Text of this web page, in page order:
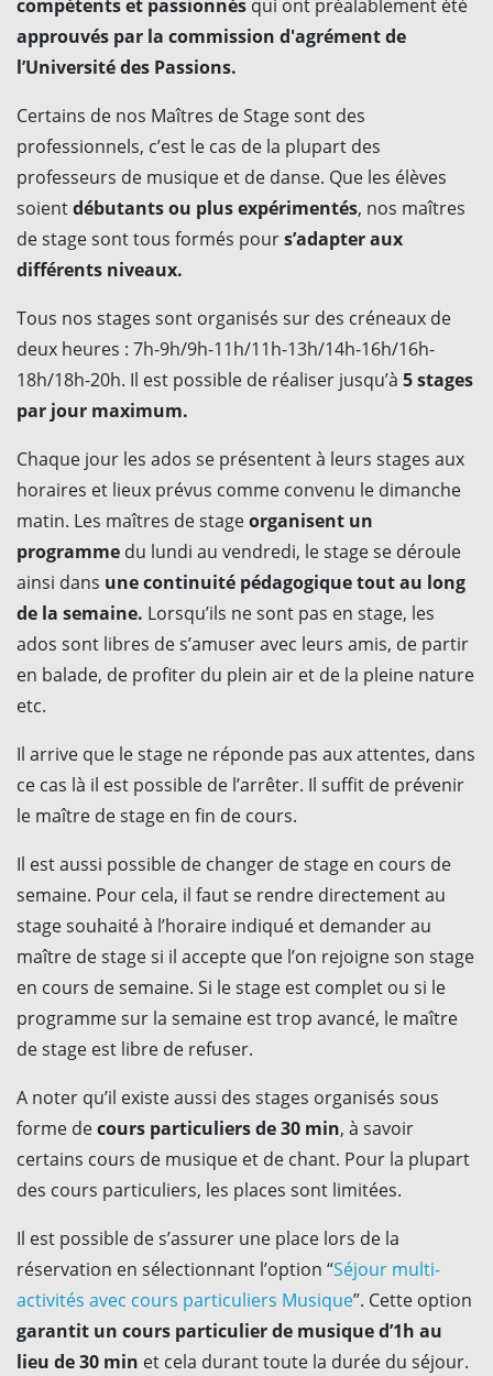
compétents et passionnés qui ont préalablement été
approuvés par la commission d'agrément de
l’Université des Passions.
Certains de nos Maîtres de Stage sont des
professionnels, c’est le cas de la plupart des
professeurs de musique et de danse. Que les élèves
soientdébutants ou plus expérimentés, nos maîtres
de stage sont tous formés pours’adapter aux
différents niveaux.
Tous nos stages sont organisés sur des créneaux de
deux heures : 7h-9h/9h-11h/11h-13h/14h-16h/16h-
18h/18h-20h. Il est possible de réaliser jusqu’à 5 stages
par jour maximum.
Chaque jour les ados se présentent à leurs stages aux
horaires et lieux prévus comme convenu le dimanche
matin. Les maîtres de stageorganisent un
programme du lundi au vendredi, le stage se déroule
ainsi dans une continuité pédagogique tout au long
de la semaine. Lorsqu’ils ne sont pas en stage, les
ados sont libres de s’amuser avec leurs amis, de partir
en balade, de profiter du plein air et de la pleine nature
etc.
Il arrive que le stage ne réponde pas aux attentes, dans
ce cas là il est possible de l’arrêter. Il suffit de prévenir
le maître de stage en fin de cours.
Il est aussi possible de changer de stage en cours de
semaine. Pour cela, il faut se rendre directement au
stage souhaité à l’horaire indiqué et demander au
maître de stage si il accepte que l’on rejoigne son stage
en cours de semaine. Si le stage est complet ou si le
programme sur la semaine est trop avancé, le maître
de stage est libre de refuser.
A noter qu’il existe aussi des stages organisés sous
forme decours particuliers de 30 min, à savoir
certains cours de musique et de chant. Pour la plupart
des cours particuliers, les places sont limitées.
Il est possible de s’assurer une place lors de la
réservation en sélectionnant l’option “Séjour multi-
activités avec cours particuliers Musique”. Cette option
garantit un cours particulier de musique d’1h au
lieu de 30 min et cela durant toute la durée du séjour.